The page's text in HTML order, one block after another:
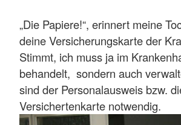
„Die Papiere!“, erinnert meine
deine Versicherungskarte der
Stimmt, ich muss ja im
behandelt, sondern auch
sind der Personalausweis bzw.
Versichertenkarte notwendig.